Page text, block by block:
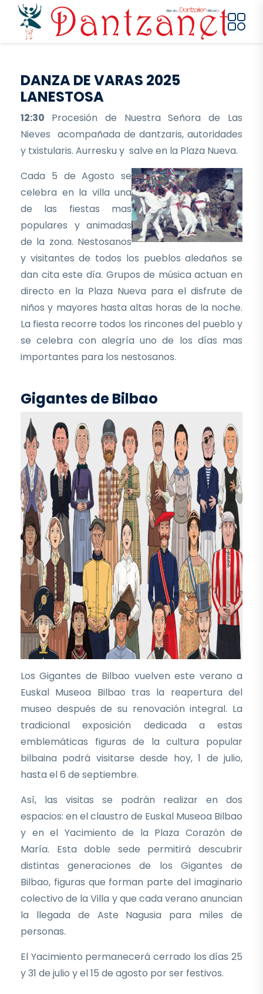
Pasar al contenido principal
DANZA DE VARAS 2025
LANESTOSA
12:30 Procesión de Nuestra Señora de Las
Nieves acompañada de dantzaris, autoridades
y txistularis. Aurresku y salve en la Plaza Nueva.
Cada 5 de Agosto se
celebra en la villa una
de las fiestas mas
populares y animadas
de la zona. Nestosanos
y visitantes de todos los pueblos aledaños se
dan cita este día. Grupos de música actuan en
directo en la Plaza Nueva para el disfrute de
niños y mayores hasta altas horas de la noche.
La fiesta recorre todos los rincones del pueblo y
se celebra con alegría uno de los días mas
importantes para los nestosanos.
Gigantes de Bilbao
Los Gigantes de Bilbao vuelven este verano a
Euskal Museoa Bilbao tras la reapertura del
museo después de su renovación integral. La
tradicional exposición dedicada a estas
emblemáticas figuras de la cultura popular
bilbaina podrá visitarse desde hoy, 1 de julio,
hasta el 6 de septiembre.
Así, las visitas se podrán realizar en dos
espacios: en el claustro de Euskal Museoa Bilbao
y en el Yacimiento de la Plaza Corazón de
María. Esta doble sede permitirá descubrir
distintas generaciones de los Gigantes de
Bilbao, figuras que forman parte del imaginario
colectivo de la Villa y que cada verano anuncian
la llegada de Aste Nagusia para miles de
personas.
El Yacimiento permanecerá cerrado los días 25
y 31 de julio y el 15 de agosto por ser festivos.